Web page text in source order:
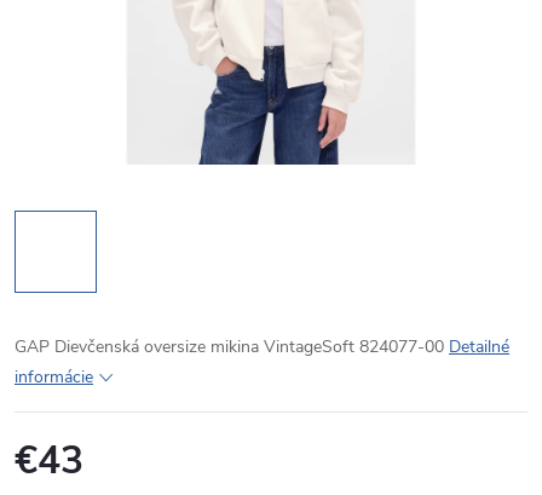
GAP Dievčenská oversize mikina VintageSoft 824077-00 Detailné
informácie
€43